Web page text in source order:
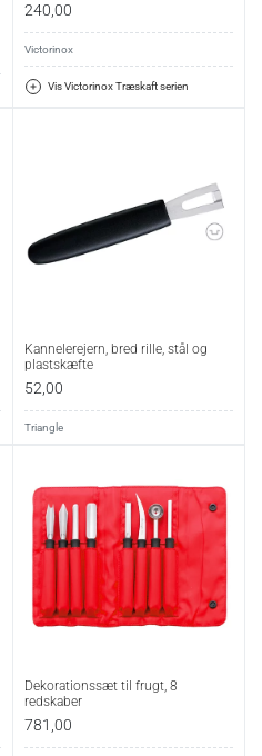
240,00
Victorinox
Vis Victorinox Træskaft serien
Kannelerejern, bred rille, stål og
plastskæfte
52,00
Triangle
Dekorationssæt til frugt, 8
redskaber
781,00